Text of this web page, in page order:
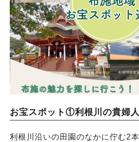
お宝スポット①利根川の貴婦人
利根川沿いの田園のなかに佇む2本